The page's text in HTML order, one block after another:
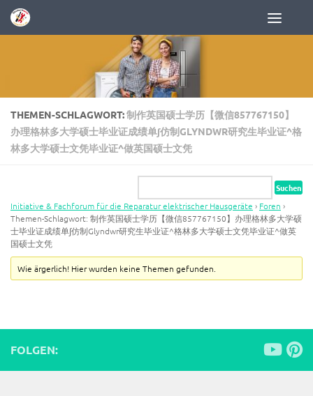
Zum Inhalt springen
THEMEN-SCHLAGWORT:制作英国硕士学历【微信857767150】
办理格林多大学硕士毕业证成绩单∫仿制GLYNDWR研究生毕业证^格
林多大学硕士文凭毕业证^做英国硕士文凭
Initiative & Fachforum für die Reparatur elektrischer Hausgeräte › Foren ›
Themen-Schlagwort: 制作英国硕士学历【微信857767150】办理格林多大学硕
士毕业证成绩单∫仿制Glyndwr研究生毕业证^格林多大学硕士文凭毕业证^做英
国硕士文凭
Wie ärgerlich! Hier wurden keine Themen gefunden.
FOLGEN: